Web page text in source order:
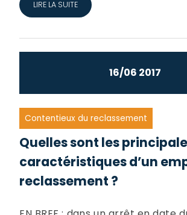
LIRE LA SUITE
16/06 2017
Contentieux du reclassement
Quelles sont les
caractéristiques d’un
reclassement ?